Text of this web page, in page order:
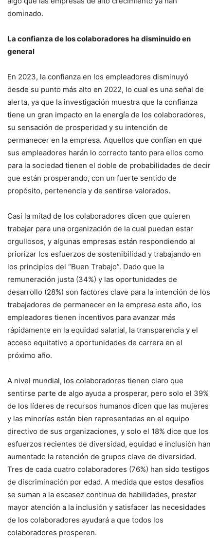
dominado.
La confianza de los colaboradores ha disminuido en
general
En 2023, la confianza en los empleadores disminuyó
desde su punto más alto en 2022, lo cual es una señal de
alerta, ya que la investigación muestra que la confianza
tiene un gran impacto en la energía de los colaboradores,
su sensación de prosperidad y su intención de
permanecer en la empresa. Aquellos que confían en que
sus empleadores harán lo correcto tanto para ellos como
para la sociedad tienen el doble de probabilidades de decir
que están prosperando, con un fuerte sentido de
propósito, pertenencia y de sentirse valorados.
Casi la mitad de los colaboradores dicen que quieren
trabajar para una organización de la cual puedan estar
orgullosos, y algunas empresas están respondiendo al
priorizar los esfuerzos de sostenibilidad y trabajando en
los principios del “Buen Trabajo”. Dado que la
remuneración justa (34%) y las oportunidades de
desarrollo (28%) son factores clave para la intención de los
trabajadores de permanecer en la empresa este año, los
empleadores tienen incentivos para avanzar más
rápidamente en la equidad salarial, la transparencia y el
acceso equitativo a oportunidades de carrera en el
próximo año.
A nivel mundial, los colaboradores tienen claro que
sentirse parte de algo ayuda a prosperar, pero solo el 39%
de los líderes de recursos humanos dicen que las mujeres
y las minorías están bien representadas en el equipo
directivo de sus organizaciones, y solo el 18% dice que los
esfuerzos recientes de diversidad, equidad e inclusión han
aumentado la retención de grupos clave de diversidad.
Tres de cada cuatro colaboradores (76%) han sido testigos
de discriminación por edad. A medida que estos desafíos
se suman a la escasez continua de habilidades, prestar
mayor atención a la inclusión y satisfacer las necesidades
de los colaboradores ayudará a que todos los
colaboradores prosperen.